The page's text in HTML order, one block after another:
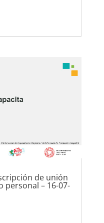
de unión
personal – 16-07-